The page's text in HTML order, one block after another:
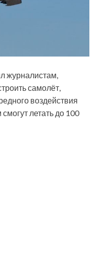
журналистам,
самолёт,
воздействия
летать до 100